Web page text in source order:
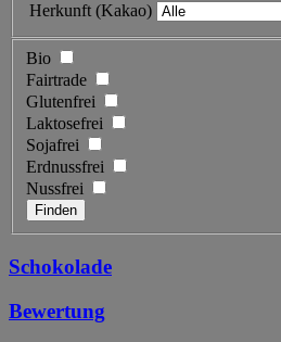
Herkunft (Kakao)
Bio
Fairtrade
Glutenfrei
Laktosefrei
Sojafrei
Erdnussfrei
Nussfrei
Schokolade
Bewertung